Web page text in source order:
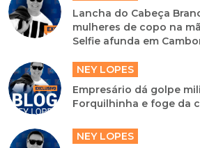
Lancha do Cabeça
mulheres de copo na
Selfie afunda em
NEY LOPES
Empresário dá golpe
Forquilhinha e foge da
NEY LOPES